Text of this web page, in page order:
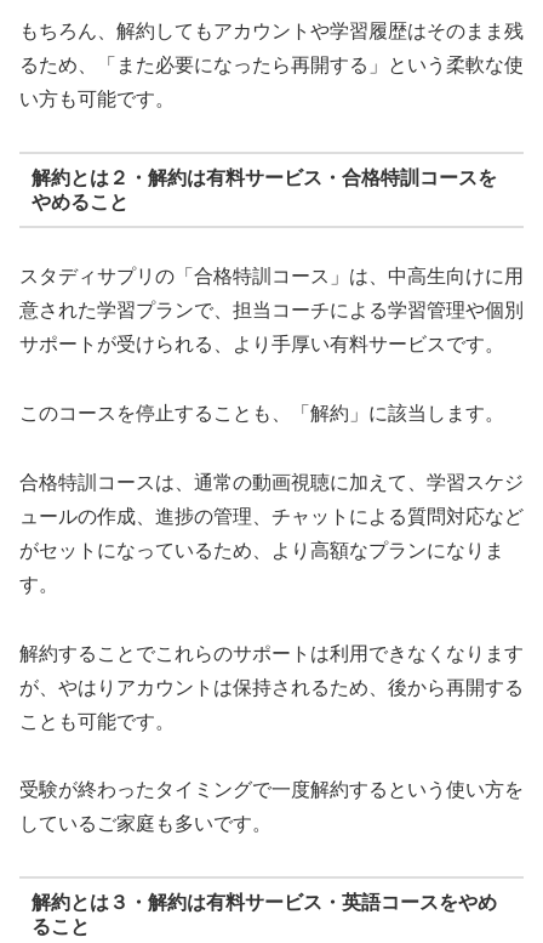
もちろん、解約してもアカウントや学習履歴はそのまま残
るため、「また必要になったら再開する」という柔軟な使
い方も可能です。
解約とは２・解約は有料サービス・合格特訓コースを
やめること
スタディサプリの「合格特訓コース」は、中高生向けに用
意された学習プランで、担当コーチによる学習管理や個別
サポートが受けられる、より手厚い有料サービスです。
このコースを停止することも、「解約」に該当します。
合格特訓コースは、通常の動画視聴に加えて、学習スケジ
ュールの作成、進捗の管理、チャットによる質問対応など
がセットになっているため、より高額なプランになりま
す。
解約することでこれらのサポートは利用できなくなります
が、やはりアカウントは保持されるため、後から再開する
ことも可能です。
受験が終わったタイミングで一度解約するという使い方を
しているご家庭も多いです。
解約とは３・解約は有料サービス・英語コースをやめ
ること